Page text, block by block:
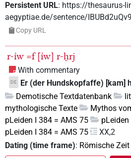
Persistent URL: https://thesaurus-
aegyptiae.de/sentence/
Copy URL
r-ı͗w =f [ı͗w] r-ẖrj
With commentary
DE
Er (der Hundskopfaffe) [kam]
Demotische Textdatenbank
mythologische Texte
Mythos
pLeiden I 384 = AMS 75
pLeiden I 384 = AMS 75
XX,2
Dating (time frame): Römische Zeit